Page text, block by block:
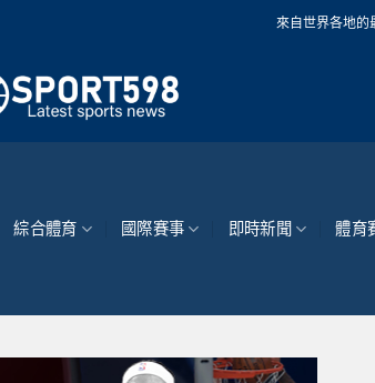
來自世界各地的最新體育新聞和
綜合體育 國際賽事 即時新聞 體育